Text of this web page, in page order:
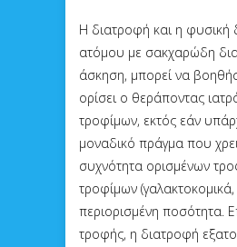
Η διατροφή και η φυσική
ατόμου με σακχαρώδη
άσκηση, μπορεί να
ορίσει ο θεράποντας
τροφίμων, εκτός εάν
μοναδικό πράγμα που
συχνότητα ορισμένων
τροφίμων
περιορισμένη ποσότητα.
τροφής, η διατροφή